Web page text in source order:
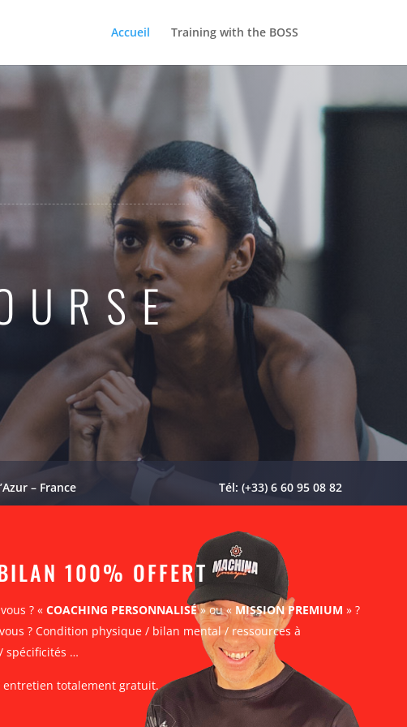
Accueil Training with the BOSS
– France Tél: (+33) 6 60 95 08 82
100% OFFERT
? « COACHING PERSONNALISÉ» ou « MISSION PREMIUM » ?
? Condition physique / bilan mental / ressources à
spécificités …
entretien totalement gratuit.